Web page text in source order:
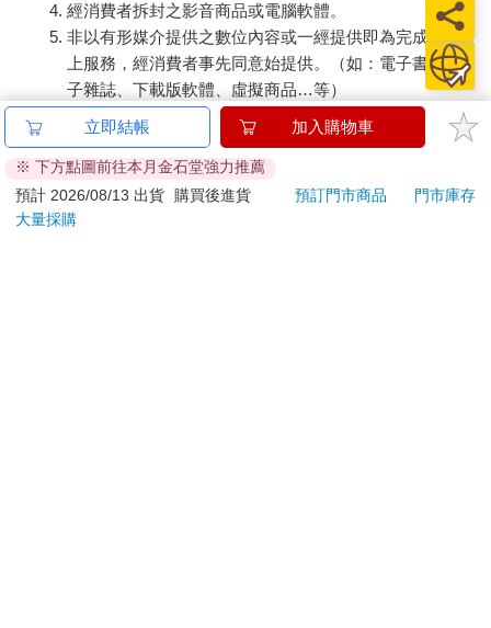
經消費者拆封之影音商品或電腦軟體。
非以有形媒介提供之數位內容或一經提供即為完成之線
上服務，經消費者事先同意始提供。（如：電子書、電
子雜誌、下載版軟體、虛擬商品…等）
已拆封之個人衛生用品。（如：內衣褲、刮鬍刀、除毛
若非上列種類商品，均享有到貨7天的猶豫期（含例假
日）。
辦理退換貨時，商品（組合商品恕無法接受單獨退貨）必須
立即結帳 加入購物車
※ 下方點圖前往本月金石堂強力推薦
預計 2026/08/13 出貨
購買後進貨 預訂門市商品
門市庫存
大量採購